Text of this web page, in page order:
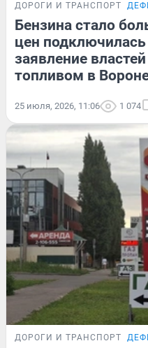
ДОРОГИ И ТРАНСПОРТ
Бензина стало
цен
заявление
топливом в
25 июля, 2026, 11:06 1 074
ДОРОГИ И ТРАНСПОРТ